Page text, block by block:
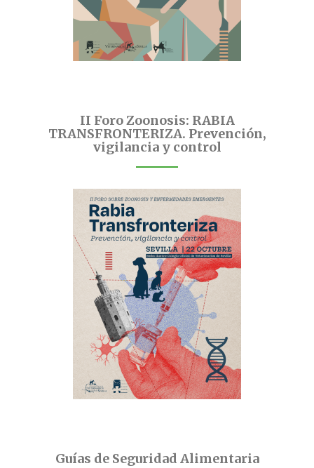
II Foro Zoonosis: RABIA
TRANSFRONTERIZA. Prevención,
vigilancia y control
Guías de Seguridad Alimentaria